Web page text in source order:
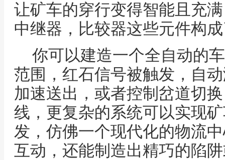
让矿车的穿行变得智能且充
中继器，比较器这些元件构
你可以建造一个全自动的
范围，红石信号被触发，自
加速送出，或者控制岔道切
线，更复杂的系统可以实现
发，仿佛一个现代化的物流
互动，还能制造出精巧的陷